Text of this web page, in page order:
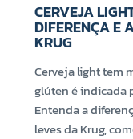
CERVEJA
DIFERENÇA E
KRUG
Cerveja light tem
glúten é indicada
Entenda a
leves da Krug,